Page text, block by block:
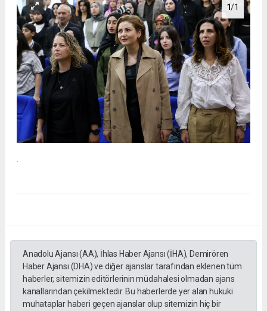
1/1
Anadolu Ajansı (AA), İhlas Haber Ajansı (İHA), Demirören
Haber Ajansı (DHA) ve diğer ajanslar tarafından eklenen tüm
haberler, sitemizin editörlerinin müdahalesi olmadan ajans
kanallarından çekilmektedir. Bu haberlerde yer alan hukuki
muhataplar haberi geçen ajanslar olup sitemizin hiç bir